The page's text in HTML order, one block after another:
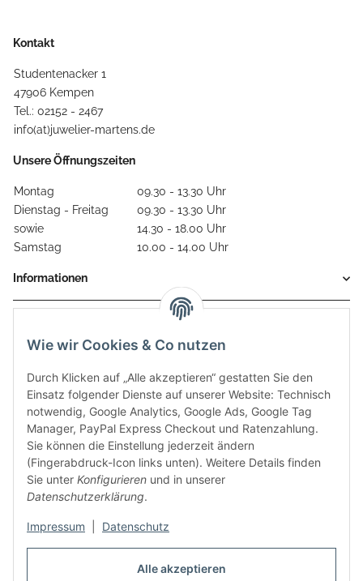
Alle akzeptieren
Wie wir Cookies & Co nutzen
Durch Klicken auf „Alle akzeptieren“ gestatten Sie den
Einsatz folgender Dienste auf unserer Website: Technisch
notwendig, Google Analytics, Google Ads, Google Tag
Manager, PayPal Express Checkout und Ratenzahlung.
Sie können die Einstellung jederzeit ändern
(Fingerabdruck-Icon links unten). Weitere Details finden
Sie unter Konfigurieren und in unserer
Datenschutzerklärung.
Impressum Datenschutz
Kontakt
Studentenacker 1
47906 Kempen
Tel.: 02152 - 2467
info(at)juwelier-martens.de
Unsere Öffnungszeiten
Montag
09.30 - 13.30 Uhr
Dienstag - Freitag
09.30 - 13.30 Uhr
sowie
14.30 - 18.00 Uhr
Samstag
10.00 - 14.00 Uhr
Informationen
Diese Seite wurde zuletzt am 08.07.2026 aktualisiert.